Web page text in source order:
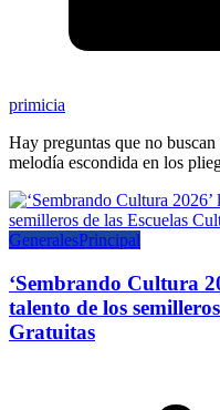
primicia
Hay preguntas que no
melodía escondida en los
GeneralesPrincipal
‘Sembrando Cultura
talento de los
Gratuitas